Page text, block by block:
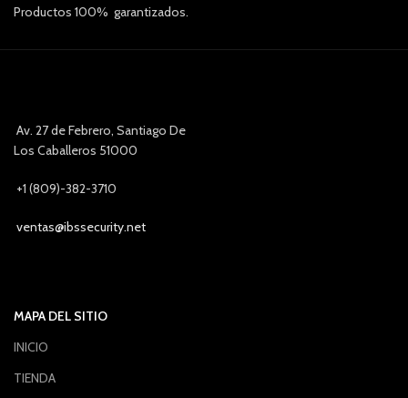
Productos 100% garantizados.
Av. 27 de Febrero, Santiago De
Los Caballeros 51000
+1 (809)-382-3710
ventas@ibssecurity.net
MAPA DEL SITIO
INICIO
TIENDA